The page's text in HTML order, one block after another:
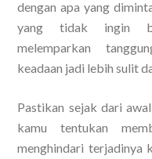
dengan apa yang
yang tidak ingin
melemparkan
keadaan jadi lebih sulit
Pastikan sejak dari
kamu tentukan
menghindari terjadinya